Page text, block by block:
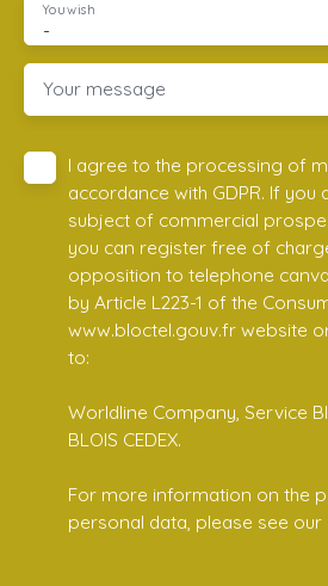
-
You wish
Your message
I agree to the processing of
accordance with GDPR. If
subject of commercial
you can register free of
opposition to telephone
by Article L223-1 of the
www.bloctel.gouv.fr website
to:
Worldline Company, Service
BLOIS CEDEX.
For more information on the
personal data, please see our